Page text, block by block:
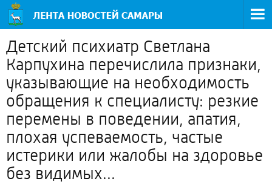
Детский психиатр Светлана
Карпухина перечислила признаки,
указывающие на необходимость
обращения к специалисту: резкие
перемены в поведении, апатия,
плохая успеваемость, частые
истерики или жалобы на здоровье
без видимых...